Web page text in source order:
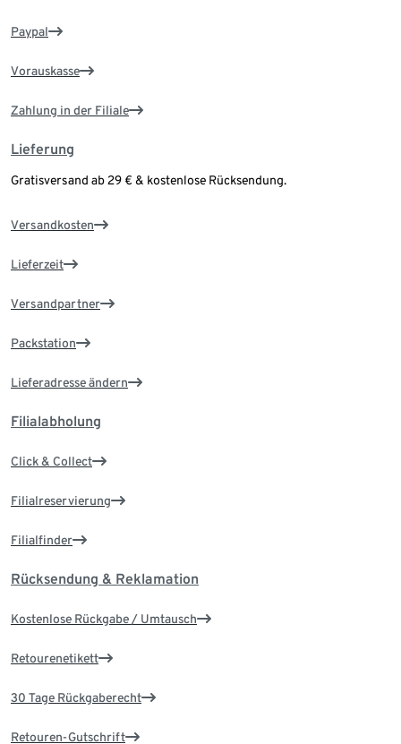
Paypal
Vorauskasse
Zahlung in der Filiale
Lieferung
Gratisversand ab 29 € & kostenlose Rücksendung.
Versandkosten
Lieferzeit
Versandpartner
Packstation
Lieferadresse ändern
Filialabholung
Click & Collect
Filialreservierung
Filialfinder
Rücksendung & Reklamation
Kostenlose Rückgabe / Umtausch
Retourenetikett
30 Tage Rückgaberecht
Retouren-Gutschrift